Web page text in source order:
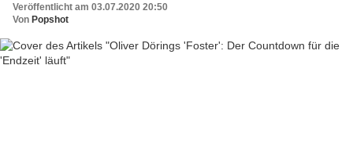
Veröffentlicht am 03.07.2020 20:50
Von Popshot